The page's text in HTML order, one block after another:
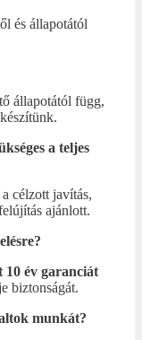
és állapotától
állapotától függ,
a teljes
célzott javítás,
ajánlott.
10 év garanciát
biztonságát.
munkát?